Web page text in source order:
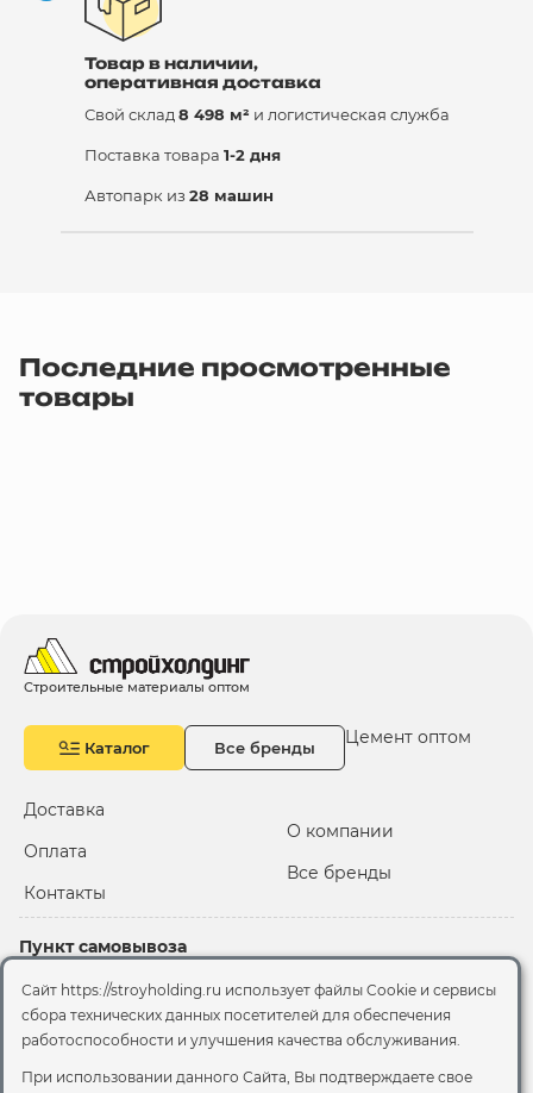
Товар в наличии,
оперативная доставка
Свой склад8 498 м² и логистическая служба
Поставка товара 1-2 дня
Автопарк из 28 машин
Последние просмотренные
товары
Строительные материалы оптом
Каталог Все бренды Цемент оптом
Доставка
Оплата
Контакты
О компании
Все бренды
Пункт самовывоза
2-й Иртышский проезд,
территория 2А стр.3
Офис
Сайт https://stroyholding.ru использует файлы Cookie и сервисы
сбора технических данных посетителей для обеспечения
работоспособности и улучшения качества обслуживания.
При использовании данного Сайта, Вы подтверждаете свое